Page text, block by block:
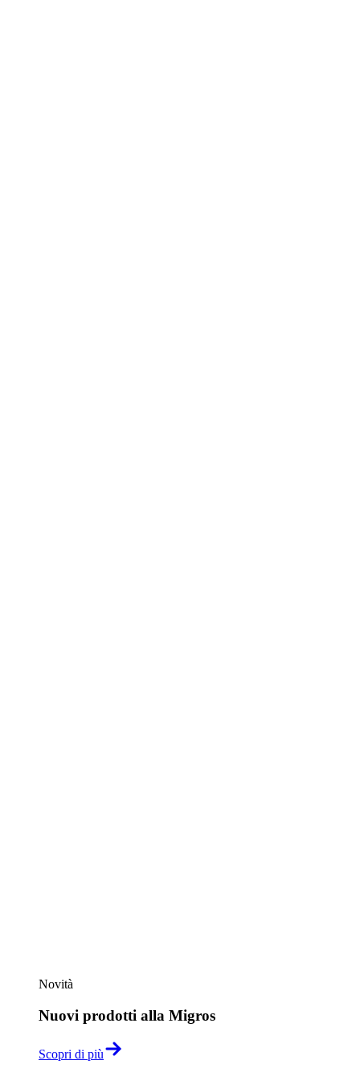
Novità
Nuovi prodotti alla Migros
Scopri di più